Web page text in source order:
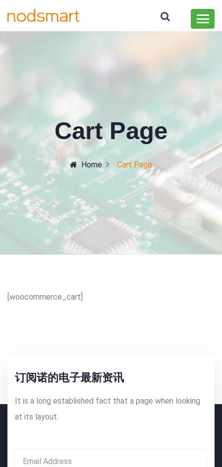
Cart Page
Home Cart Page
[woocommerce_cart]
订阅诺的电子最新资讯
It is a long established fact that a page when looking
at its layout.